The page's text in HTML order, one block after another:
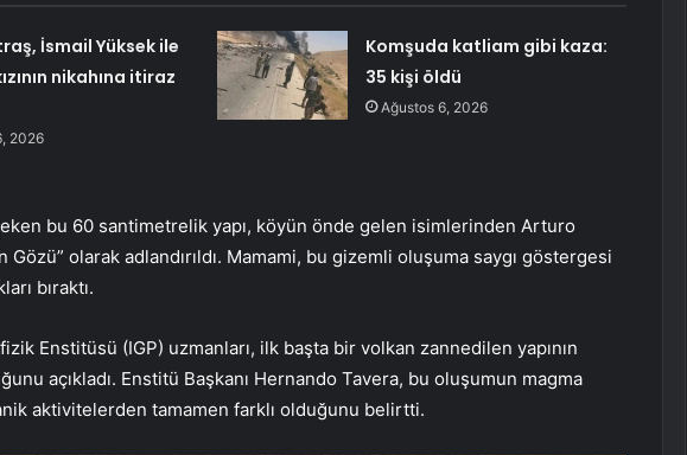
İsmail Yüksek ile
nikahına itiraz
2026
Komşuda katliam gibi kaza:
35 kişi öldü
Ağustos 6, 2026
bu 60 santimetrelik yapı, köyün önde gelen isimlerinden Arturo
Gözü” olarak adlandırıldı. Mamami, bu gizemli oluşuma saygı göstergesi
bıraktı.
Enstitüsü (IGP) uzmanları, ilk başta bir volkan zannedilen yapının
açıkladı. Enstitü Başkanı Hernando Tavera, bu oluşumun magma
aktivitelerden tamamen farklı olduğunu belirtti.